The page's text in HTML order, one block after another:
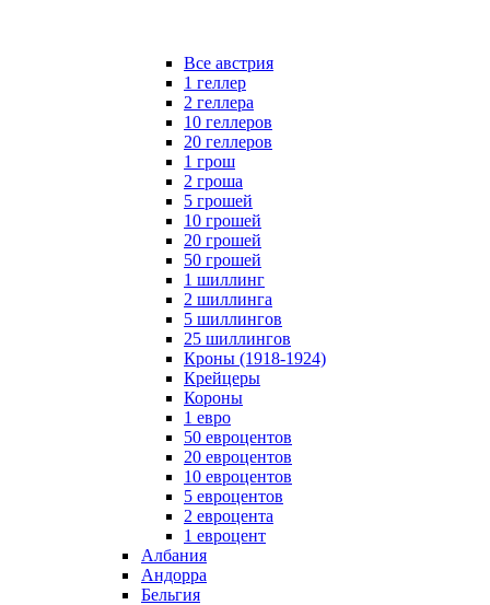
Все австрия
1 геллер
2 геллера
10 геллеров
20 геллеров
1 грош
2 гроша
5 грошей
10 грошей
20 грошей
50 грошей
1 шиллинг
2 шиллинга
5 шиллингов
25 шиллингов
Кроны (1918-1924)
Крейцеры
Короны
1 евро
50 евроцентов
20 евроцентов
10 евроцентов
5 евроцентов
2 евроцента
1 евроцент
Албания
Андорра
Бельгия